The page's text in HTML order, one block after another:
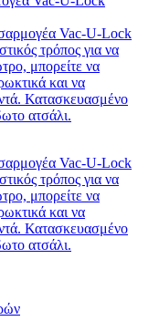
Vac-U-Lock
τρόπος για να
μπορείτε να
και να
Κατασκευασμένο
ατσάλι.
Vac-U-Lock
τρόπος για να
μπορείτε να
και να
Κατασκευασμένο
ατσάλι.